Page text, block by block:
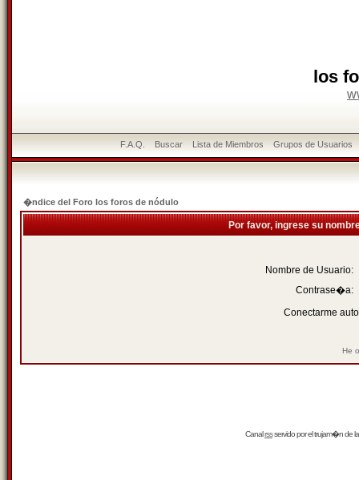
los
F.A.Q. Buscar Lista de Miembros Grupos de Usuarios
�ndice del Foro los foros de nódulo
Por favor, ingrese su
Nombre de Usuario:
Contrase�a:
Conectarme
He
Canalrssservido por eltrujam�nde